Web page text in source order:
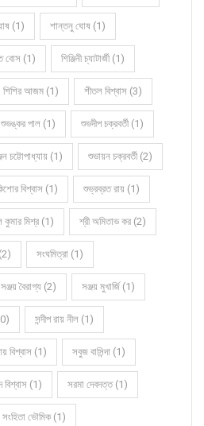
(1) শান্তনু ঘোষ (1)
বোস (1) শিঞ্জিনী চ্যাটার্জী (1)
শিশির আজম (1) শীতল বিশ্বাস (3)
শুভঙ্কর পাল (1) শুভদীপ চক্রবর্তী (1)
চট্টোপাধ্যায় (1) শুভায়ন চক্রবর্তী (2)
বিশ্বাস (1) শুভ্রব্রত রায় (1)
কুমার মিশ্র (1) শ্রী অমিতাভ কর (2)
সংঘমিত্রা (1)
সঞ্জয় বৈরাগ্য (2) সঞ্জয় মুখার্জি (1)
সন্দীপ রায় নীল (1)
বিশ্বাস (1) সবুজ বাসিন্দা (1)
বিশ্বাস (1) সরমা দেবদত্ত (1)
সংহিতা ভৌমিক (1)